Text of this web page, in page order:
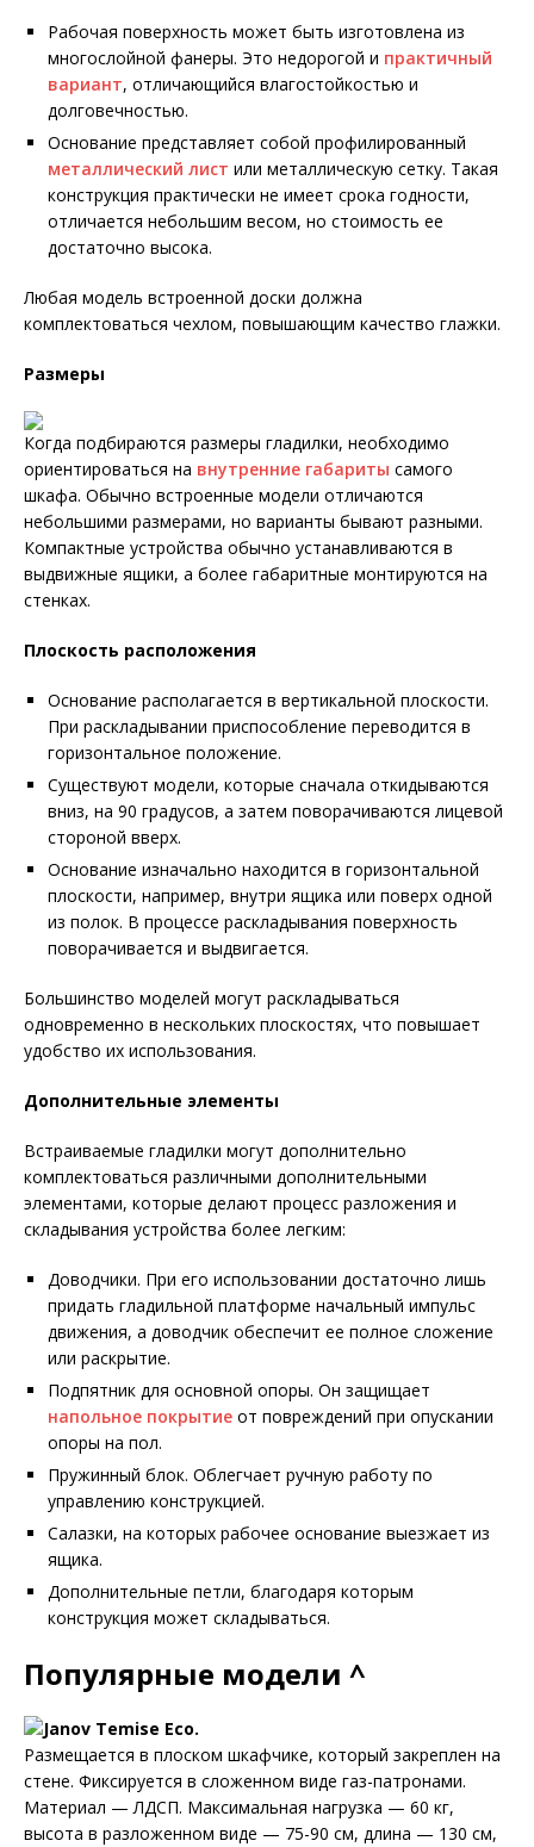
Рабочая поверхность может быть изготовлена из
многослойной фанеры. Это недорогой и практичный
вариант, отличающийся влагостойкостью и
долговечностью.
Основание представляет собой профилированный
металлический лист или металлическую сетку. Такая
конструкция практически не имеет срока годности,
отличается небольшим весом, но стоимость ее
достаточно высока.
Любая модель встроенной доски должна
комплектоваться чехлом, повышающим качество глажки.
Размеры
Когда подбираются размеры гладилки, необходимо
ориентироваться на внутренние габариты самого
шкафа. Обычно встроенные модели отличаются
небольшими размерами, но варианты бывают разными.
Компактные устройства обычно устанавливаются в
выдвижные ящики, а более габаритные монтируются на
стенках.
Плоскость расположения
Основание располагается в вертикальной плоскости.
При раскладывании приспособление переводится в
горизонтальное положение.
Существуют модели, которые сначала откидываются
вниз, на 90 градусов, а затем поворачиваются лицевой
стороной вверх.
Основание изначально находится в горизонтальной
плоскости, например, внутри ящика или поверх одной
из полок. В процессе раскладывания поверхность
поворачивается и выдвигается.
Большинство моделей могут раскладываться
одновременно в нескольких плоскостях, что повышает
удобство их использования.
Дополнительные элементы
Встраиваемые гладилки могут дополнительно
комплектоваться различными дополнительными
элементами, которые делают процесс разложения и
складывания устройства более легким:
Доводчики. При его использовании достаточно лишь
придать гладильной платформе начальный импульс
движения, а доводчик обеспечит ее полное сложение
или раскрытие.
Подпятник для основной опоры. Он защищает
напольное покрытие от повреждений при опускании
опоры на пол.
Пружинный блок. Облегчает ручную работу по
управлению конструкцией.
Салазки, на которых рабочее основание выезжает из
ящика.
Дополнительные петли, благодаря которым
конструкция может складываться.
Популярные модели ^
Janov Temise Eco.
Размещается в плоском шкафчике, который закреплен на
стене. Фиксируется в сложенном виде газ-патронами.
Материал — ЛДСП. Максимальная нагрузка — 60 кг,
высота в разложенном виде — 75-90 см, длина — 130 см,